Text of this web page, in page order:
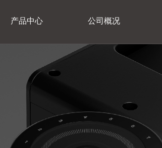
产品中心 公司概况